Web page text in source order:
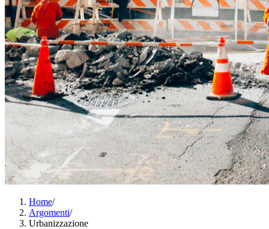
Home/
Argomenti/
Urbanizzazione